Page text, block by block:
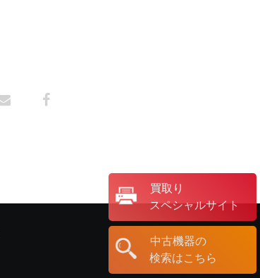
買取り
スペシャルサイト
中古機器の
検索はこちら